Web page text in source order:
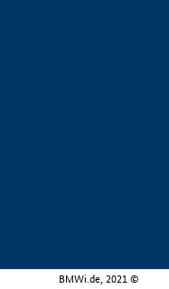
BMWi.de, 2021 ©